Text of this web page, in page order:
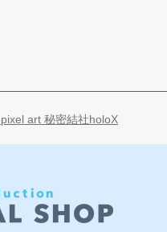
art 秘密結社holoX